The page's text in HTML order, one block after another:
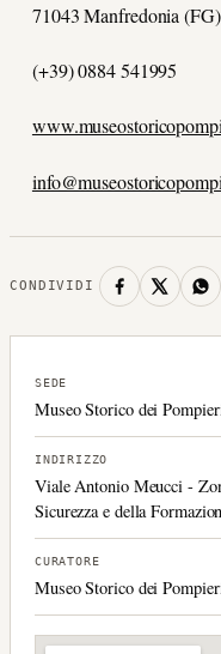
71043 Manfredonia (FG)
(+39) 0884 541995
CONDIVIDI
SEDE
Museo Storico dei
INDIRIZZO
Viale Antonio Meucci -
Sicurezza e della
CURATORE
Museo Storico dei